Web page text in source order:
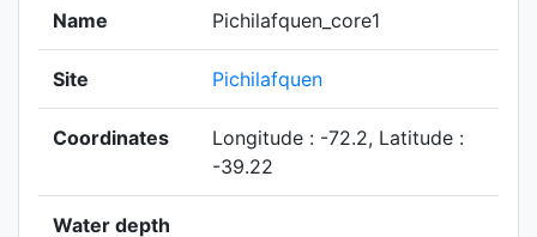
Name Pichilafquen_core1
Site Pichilafquen
Coordinates
Longitude : -72.2, Latitude :
-39.22
Water depth